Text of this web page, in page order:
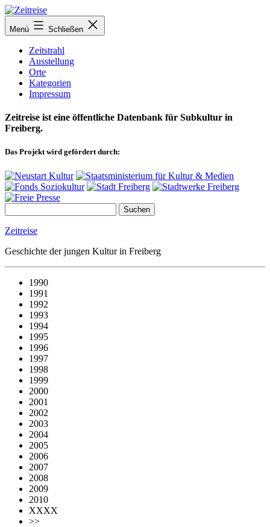
Zum
Inhalt
springen
Menü Schließen
Zeitstrahl
Ausstellung
Orte
Kategorien
Impressum
Zeitreise ist eine öffentliche Datenbank für Subkultur in
Freiberg.
Das Projekt wird gefördert durch:
Zeitreise
Geschichte der jungen Kultur in Freiberg
1990
1991
1992
1993
1994
1995
1996
1997
1998
1999
2000
2001
2002
2003
2004
2005
2006
2007
2008
2009
2010
XXXX
>>